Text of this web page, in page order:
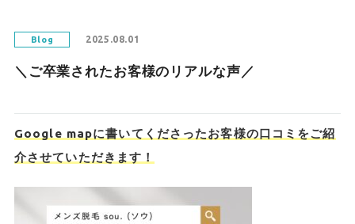
Blog 2025.08.01
＼ご卒業されたお客様のリアルな声／
Google mapに書いてくださったお客様の口コミをご紹
介させていただきます！